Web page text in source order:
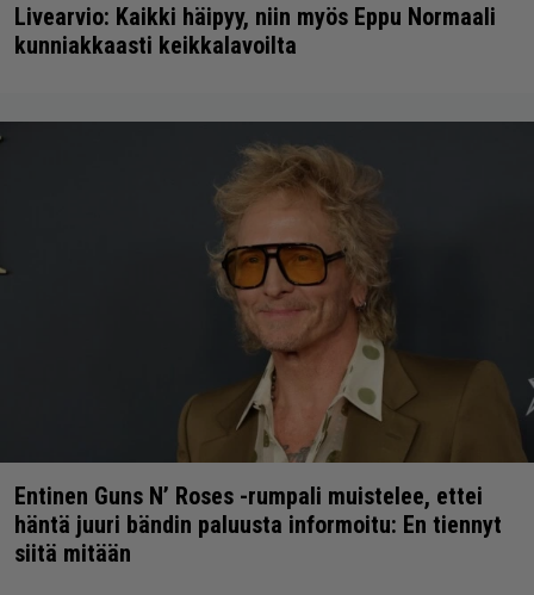
Livearvio: Kaikki häipyy, niin myös Eppu Normaali
kunniakkaasti keikkalavoilta
Entinen Guns N’ Roses -rumpali muistelee, ettei
häntä juuri bändin paluusta informoitu: En tiennyt
siitä mitään